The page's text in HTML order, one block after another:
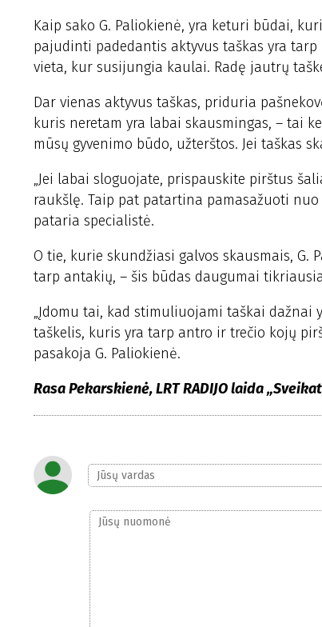
Kaip sako G. Paliokienė, yra keturi būdai,
pajudinti padedantis aktyvus taškas yra
vieta, kur susijungia kaulai. Radę jautrų
Dar vienas aktyvus taškas, priduria
kuris neretam yra labai skausmingas, – tai
mūsų gyvenimo būdo, užterštos. Jei taškas
„Jei labai sloguojate, prispauskite pirštus
raukšlę. Taip pat patartina pamasažuoti
pataria specialistė.
O tie, kurie skundžiasi galvos skausmais,
tarp antakių, – šis būdas daugumai
„Įdomu tai, kad stimuliuojami taškai dažnai
taškelis, kuris yra tarp antro ir trečio kojų
pasakoja G. Paliokienė.
Rasa Pekarskienė, LRT RADIJO laida